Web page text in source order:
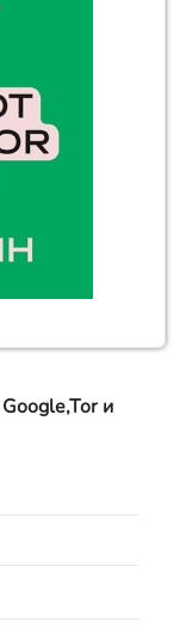
и